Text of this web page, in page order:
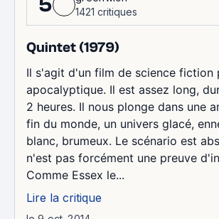
1421 critiques
Quintet (1979)
Il s'agit d'un film de science fiction
apocalyptique. Il est assez long,
2 heures. Il nous plonge dans une
fin du monde, un univers glacé,
blanc, brumeux. Le scénario est
n'est pas forcément une preuve
Comme Essex le...
Lire la critique